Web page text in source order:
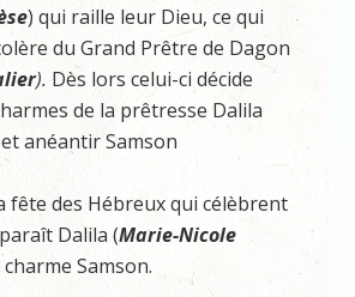
) qui raille leur Dieu, ce qui
du Grand Prêtre de Dagon
). Dès lors celui-ci décide
de la prêtresse Dalila
anéantir Samson
fête des Hébreux qui célèbrent
Dalila (Marie-Nicole
charme Samson.